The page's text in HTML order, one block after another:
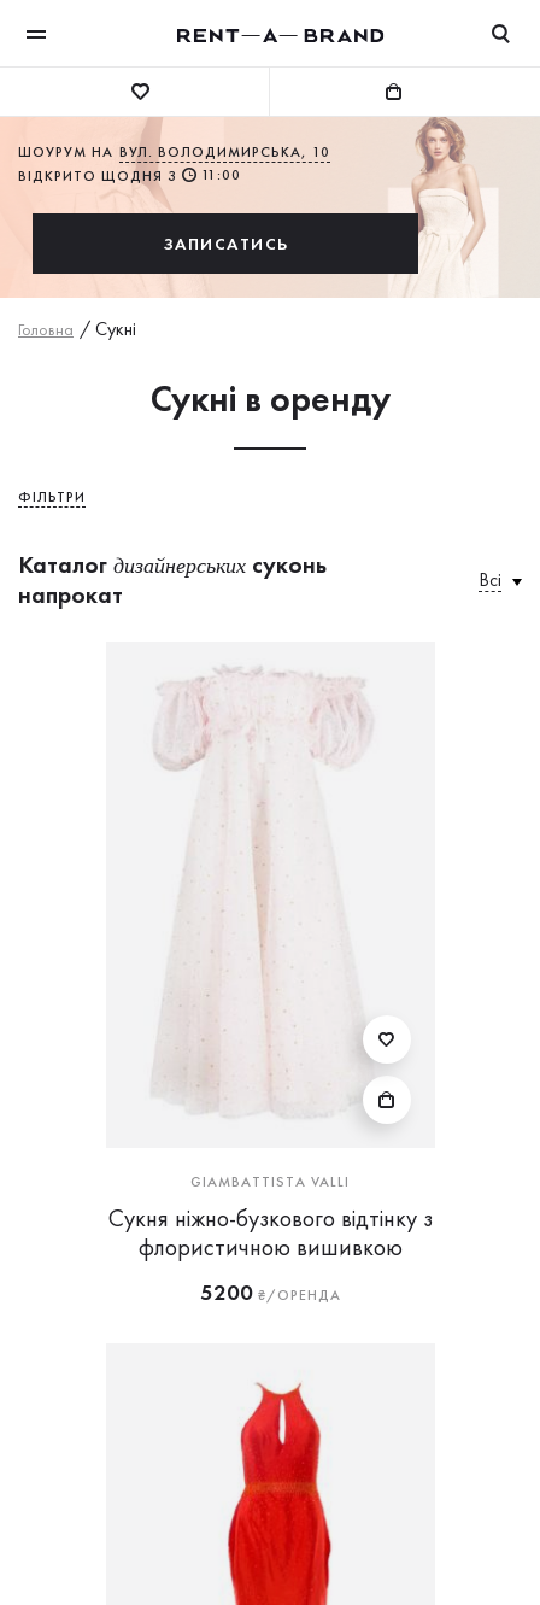
ШОУРУМ НА ВУЛ. ВОЛОДИМИРСЬКА, 10
ВІДКРИТО ЩОДНЯ З
11:00
ЗАПИСАТИСЬ
Головна /Сукнi
Сукні в оренду
ФІЛЬТРИ
Каталог дизайнерських суконь
напрокат
Всі
GIAMBATTISTA VALLI
Сукня ніжно-бузкового відтінку з
флористичною вишивкою
5200₴/ОРЕНДА